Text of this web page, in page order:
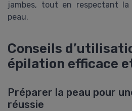
jambes, tout en respectant
peau.
Conseils
épilation efficace
Préparer la peau pour
réussie